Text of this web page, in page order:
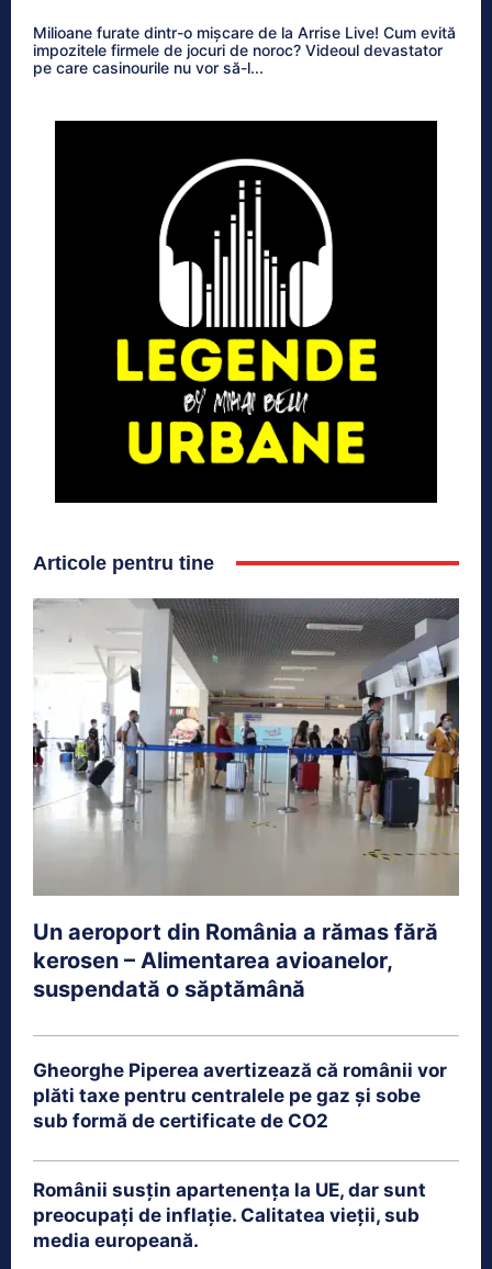
Milioane furate dintr-o mișcare de la Arrise Live! Cum evită
impozitele firmele de jocuri de noroc? Videoul devastator
pe care casinourile nu vor să-l...
Articole pentru tine
Un aeroport din România a rămas fără
kerosen – Alimentarea avioanelor,
suspendată o săptămână
Gheorghe Piperea avertizează că românii vor
plăti taxe pentru centralele pe gaz și sobe
sub formă de certificate de CO2
Românii susțin apartenența la UE, dar sunt
preocupați de inflație. Calitatea vieții, sub
media europeană.